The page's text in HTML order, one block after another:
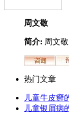
周文敬
简介: 周文
热门文章
儿童牛皮癣
儿童银屑病